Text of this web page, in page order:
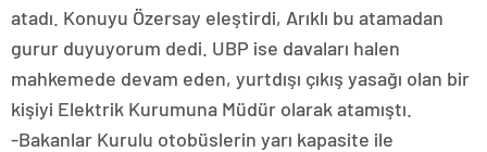
atadı. Konuyu Özersay eleştirdi, Arıklı bu atamadan
gurur duyuyorum dedi. UBP ise davaları halen
mahkemede devam eden, yurtdışı çıkış yasağı olan bir
kişiyi Elektrik Kurumuna Müdür olarak atamıştı.
-Bakanlar Kurulu otobüslerin yarı kapasite ile